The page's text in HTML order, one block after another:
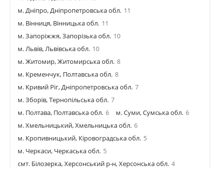
м. Дніпро, Дніпропетровська обл. 11
м. Вінниця, Вінницька обл. 11
м. Запоріжжя, Запорізька обл. 10
м. Львів, Львівська обл. 10
м. Житомир, Житомирська обл. 8
м. Кременчук, Полтавська обл. 8
м. Кривий Ріг, Дніпропетровська обл. 7
м. Зборів, Тернопільська обл. 7
м. Полтава, Полтавська обл. 6 м. Суми, Сумська обл. 6
м. Хмельницький, Хмельницька обл. 6
м. Кропивницький, Кіровоградська обл. 5
м. Черкаси, Черкаська обл. 5
смт. Білозерка, Херсонський р-н, Херсонська обл. 4